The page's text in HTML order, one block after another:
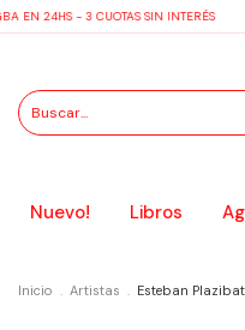
EN 24HS - 3 CUOTAS SIN INTERÉS
Nuevo! Libros
Inicio . Artistas . Esteban Plazibat